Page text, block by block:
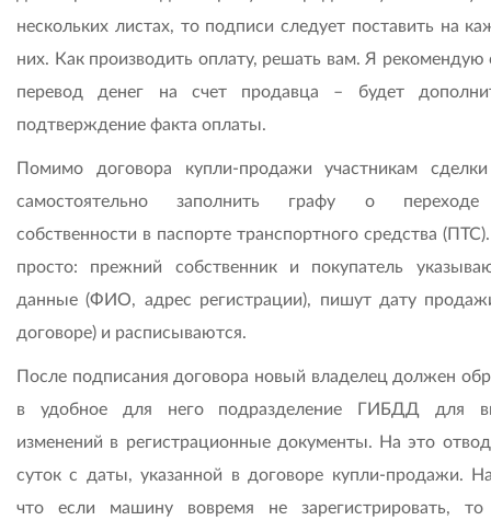
нескольких листах, то подписи следует поставить на
них. Как производить оплату, решать вам. Я рекомендую
перевод денег на счет продавца – будет
подтверждение факта оплаты.
Помимо договора купли-продажи участникам
самостоятельно заполнить графу о
собственности в паспорте транспортного средства
просто: прежний собственник и покупатель
данные (ФИО, адрес регистрации), пишут дату
договоре) и расписываются.
После подписания договора новый владелец должен
в удобное для него подразделение ГИБДД для
изменений в регистрационные документы. На это
суток с даты, указанной в договоре купли-продажи.
что если машину вовремя не зарегистрировать,